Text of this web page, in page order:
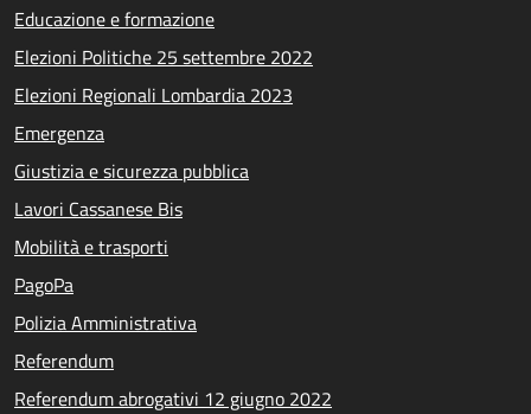
Educazione e formazione
Elezioni Politiche 25 settembre 2022
Elezioni Regionali Lombardia 2023
Emergenza
Giustizia e sicurezza pubblica
Lavori Cassanese Bis
Mobilità e trasporti
PagoPa
Polizia Amministrativa
Referendum
Referendum abrogativi 12 giugno 2022